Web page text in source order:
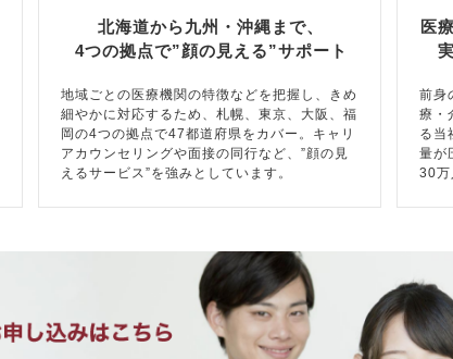
北海道から九州・沖縄まで、
4つの拠点で”顔の見える”サポート
地域ごとの医療機関の特徴などを把握し、きめ
細やかに対応するため、札幌、東京、大阪、福
岡の4つの拠点で47都道府県をカバー。キャリ
アカウンセリングや面接の同行など、”顔の見
えるサービス”を強みとしています。
医
前身
療・
る当
量が
30万